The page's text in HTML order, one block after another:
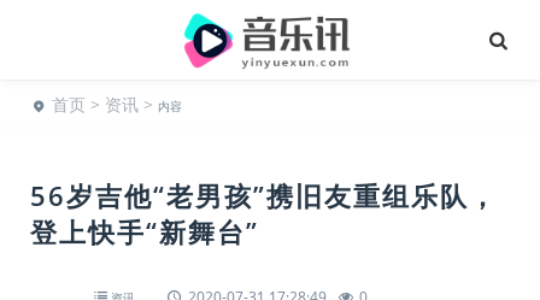
首页 > 资讯 > 内容
56岁吉他“老男孩”携旧友重组乐队，
登上快手“新舞台”